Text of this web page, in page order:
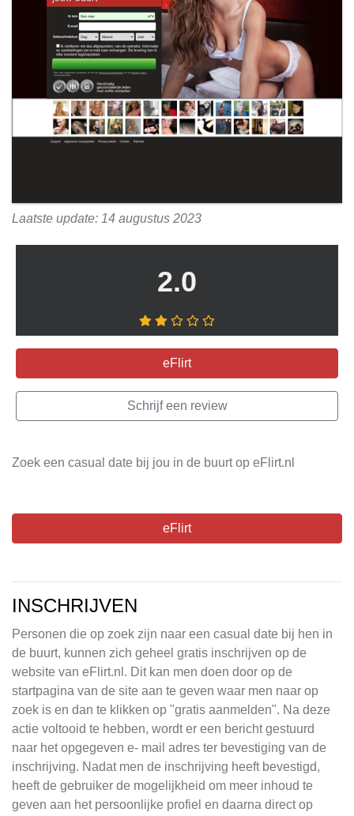
Laatste update: 14 augustus 2023
2.0
eFlirt
Schrijf een review
Zoek een casual date bij jou in de buurt op eFlirt.nl
eFlirt
INSCHRIJVEN
Personen die op zoek zijn naar een casual date bij hen in
de buurt, kunnen zich geheel gratis inschrijven op de
website van eFlirt.nl. Dit kan men doen door op de
startpagina van de site aan te geven waar men naar op
zoek is en dan te klikken op "gratis aanmelden". Na deze
actie voltooid te hebben, wordt er een bericht gestuurd
naar het opgegeven e- mail adres ter bevestiging van de
inschrijving. Nadat men de inschrijving heeft bevestigd,
heeft de gebruiker de mogelijkheid om meer inhoud te
geven aan het persoonlijke profiel en daarna direct op